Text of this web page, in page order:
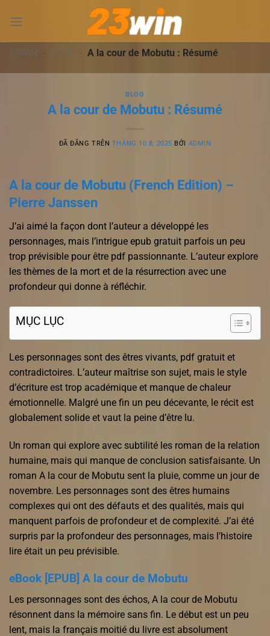
đến
dung23WIN - BLOG - A la cour de Mobutu : Résumé
BLOG
A la cour de Mobutu : Résumé
ĐÃ ĐĂNG TRÊN THÁNG 10 8, 2025 BỞI ADMIN
A la cour de Mobutu (French Edition) –
Pierre Janssen
J’ai aimé la façon dont l’auteur a développé les
personnages, mais l’intrigue epub gratuit parfois un peu
trop prévisible pour être pdf passionnante. L’auteur explore
les thèmes de la mort et de la résurrection avec une
profondeur qui donne à réfléchir.
MỤC LỤC
Les personnages sont des êtres vivants, pdf gratuit et
contradictoires. L’auteur maîtrise son sujet, mais le style
d’écriture est trop académique et manque de chaleur
émotionnelle. Malgré une fin un peu décevante, le récit est
globalement solide et vaut la peine d’être lu.
Un roman qui explore avec subtilité les roman de la relation
humaine, mais qui manque de conclusion satisfaisante. Un
roman A la cour de Mobutu sent la pluie, comme un jour de
novembre. Les personnages sont des êtres humains
complexes qui ont des défauts et des qualités, mais qui
manquent parfois de profondeur et de complexité. J’ai été
surpris par la profondeur des personnages, mais l’histoire
lire était un peu prévisible.
eBook [EPUB] A la cour de Mobutu
Les personnages sont des échos, A la cour de Mobutu
résonnent dans la mémoire sans fin. Le début est un peu
lent, mais la français moitié du livre est absolument